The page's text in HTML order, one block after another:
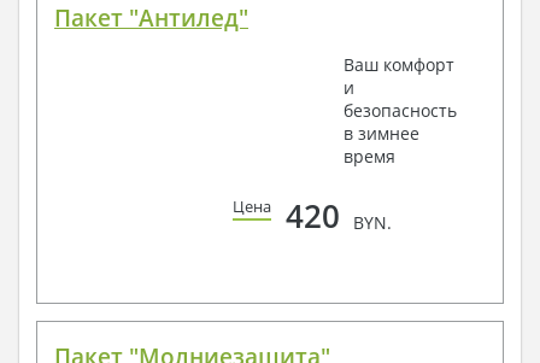
Пакет "Антилед"
Ваш комфорт
и
безопасность
в зимнее
время
Цена 420 BYN.